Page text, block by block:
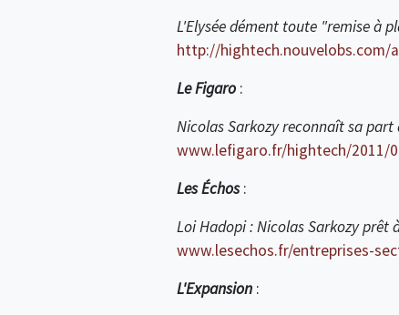
L'Elysée dément toute "remise à
http://hightech.nouvelobs.com/
Le Figaro:
Nicolas Sarkozy reconnaît sa
www.lefigaro.fr/hightech/2011/
Les Échos:
Loi Hadopi : Nicolas Sarkozy prêt
www.lesechos.fr/entreprises-
L'Expansion: